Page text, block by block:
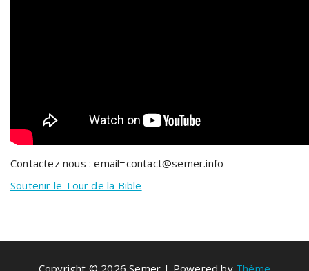
Contactez nous : email=contact@semer.info
Soutenir le Tour de la Bible
Copyright © 2026 Semer | Powered by Thème